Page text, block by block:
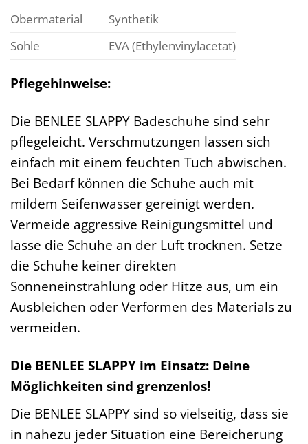
Obermaterial
Synthetik
Sohle
EVA (Ethylenvinylacetat)
Pflegehinweise:
Die BENLEE SLAPPY Badeschuhe sind sehr
pflegeleicht. Verschmutzungen lassen sich
einfach mit einem feuchten Tuch abwischen.
Bei Bedarf können die Schuhe auch mit
mildem Seifenwasser gereinigt werden.
Vermeide aggressive Reinigungsmittel und
lasse die Schuhe an der Luft trocknen. Setze
die Schuhe keiner direkten
Sonneneinstrahlung oder Hitze aus, um ein
Ausbleichen oder Verformen des Materials zu
vermeiden.
Die BENLEE SLAPPY im Einsatz: Deine
Möglichkeiten sind grenzenlos!
Die BENLEE SLAPPY sind so vielseitig, dass sie
in nahezu jeder Situation eine Bereicherung